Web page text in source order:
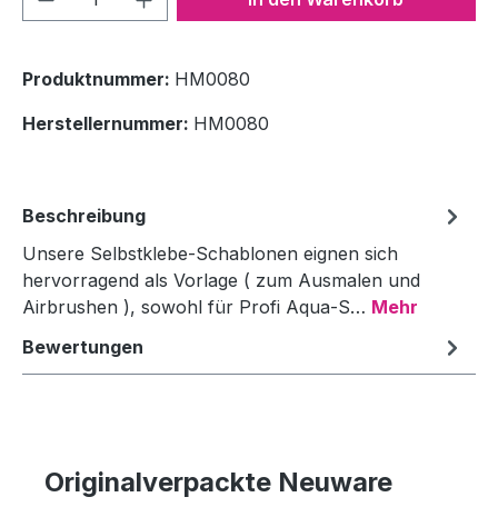
Produktnummer: HM0080
Herstellernummer: HM0080
Beschreibung
Unsere Selbstklebe-Schablonen eignen sich
hervorragend als Vorlage ( zum Ausmalen und
Airbrushen ), sowohl für Profi Aqua-S… Mehr
Bewertungen
Originalverpackte Neuware